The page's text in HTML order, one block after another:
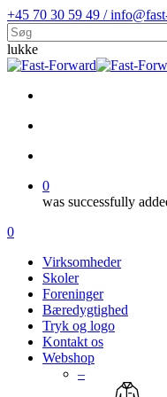
Skip
to
main
content
+45 70 30 59 49 /
lukke
Close
0
was successfully
Menu
search
account
0
Virksomheder
Skoler
Foreninger
Bæredygtighed
Tryk og logo
Kontakt os
Webshop
–